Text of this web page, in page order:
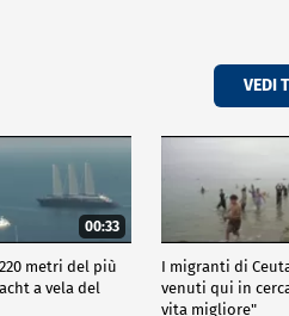
VEDI
00:33
metri del più
a vela del
I migranti di
venuti qui in
vita migliore"